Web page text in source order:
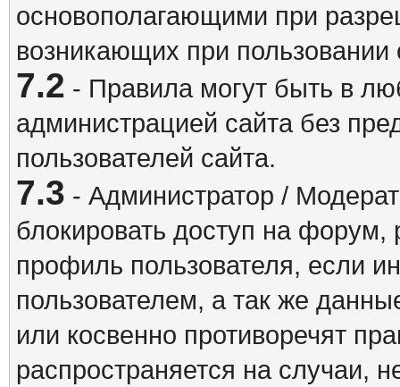
основополагающими при
возникающих при пользовании
7.2 - Правила могут быть в
администрацией сайта без
пользователей сайта.
7.3 - Администратор /
блокировать доступ на форум,
профиль пользователя, если
пользователем, а так же
или косвенно противоречят
распространяется на случаи,